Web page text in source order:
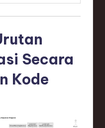
Secara
Kode